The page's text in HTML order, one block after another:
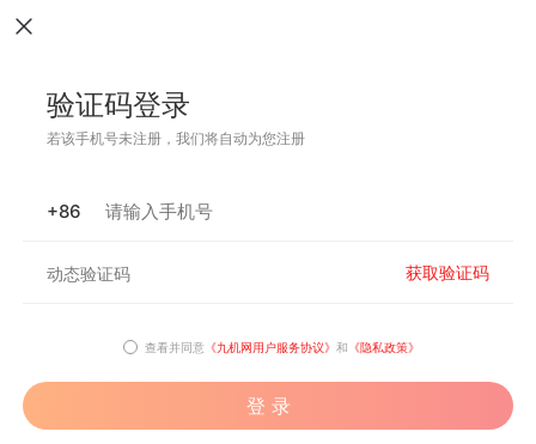
验证码登录
若该手机号未注册，我们将自动为您注册
+86
获取验证码
查看并同意 《九机网用户服务协议》 和 《隐私政策》
登 录